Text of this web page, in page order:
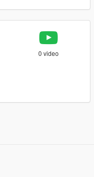
0 video